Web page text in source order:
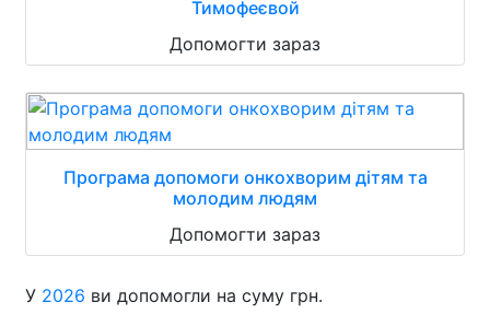
Тимофеєвой
Допомогти зараз
Програма допомоги онкохворим дітям та
молодим людям
Допомогти зараз
У 2026 ви допомогли на суму грн.